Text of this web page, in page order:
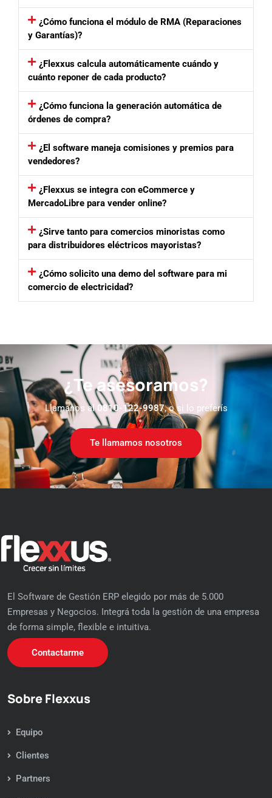
¿Cómo funciona el módulo de RMA (Reparaciones
y Garantías)?
¿Flexxus calcula automáticamente cuándo y
cuánto reponer de cada producto?
¿Cómo funciona la generación automática de
órdenes de compra?
¿El software maneja comisiones y premios para
vendedores?
¿Flexxus se integra con eCommerce y
MercadoLibre para vender online?
¿Sirve tanto para comercios minoristas como
para distribuidores eléctricos mayoristas?
¿Cómo solicito una demo del software para mi
comercio de electricidad?
¿Te asesoramos?
Llamanos al 0810-122-9987, o si lo preferís
Te llamamos nosotros
El Software de Gestión ERP elegido por más de 5.000
Empresas y Negocios. Integrá toda la gestión de una empresa
de forma simple, flexible e intuitiva.
Contactarme
Sobre Flexxus
Equipo
Clientes
Partners